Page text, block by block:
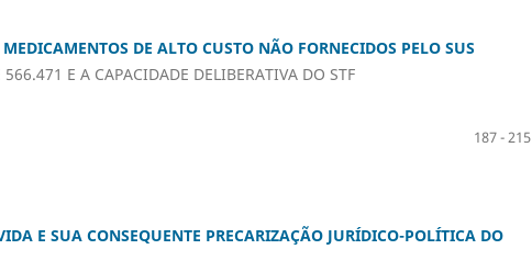
DE ALTO CUSTO NÃO FORNECIDOS PELO SUS
E A CAPACIDADE DELIBERATIVA DO STF
187 - 215
E SUA CONSEQUENTE PRECARIZAÇÃO JURÍDICO-POLÍTICA DO